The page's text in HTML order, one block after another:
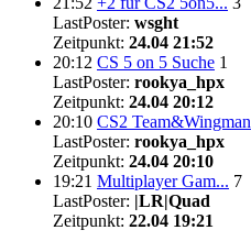
LastPoster: wsght
Zeitpunkt: 24.04 21:52
20:12 CS 5 on 5 Suche 1
LastPoster: rookya_hpx
Zeitpunkt: 24.04 20:12
20:10 CS2 Team&Wingman
LastPoster: rookya_hpx
Zeitpunkt: 24.04 20:10
19:21 Multiplayer Gam... 7
LastPoster: |LR|Quad
Zeitpunkt: 22.04 19:21